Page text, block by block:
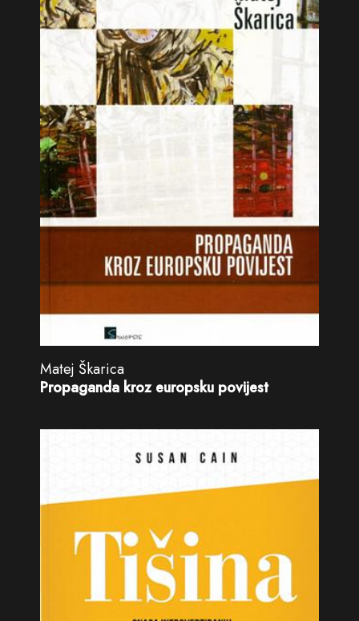
Matej Škarica
Propaganda kroz europsku povijest